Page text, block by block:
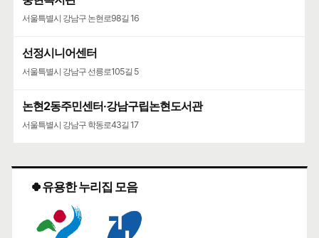
서울특별시 강남구 논현로98길 16
선정시니어센터
서울특별시 강남구 선릉로105길 5
논현2동주민센터·강남구립논현도서관
서울특별시 강남구 학동로43길 17
🍀유용한 누리집 모음